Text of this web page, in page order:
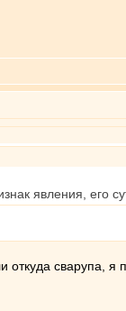
явления, его
сварупа, я